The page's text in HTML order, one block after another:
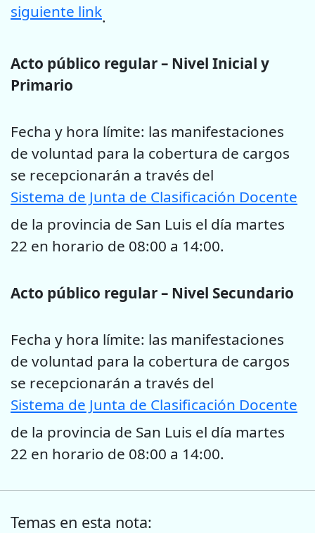
siguiente link.
Acto público regular – Nivel Inicial y
Primario
Fecha y hora límite: las manifestaciones
de voluntad para la cobertura de cargos
se recepcionarán a través del
Sistema de Junta de Clasificación Docente
de la provincia de San Luis el día martes
22 en horario de 08:00 a 14:00.
Acto público regular – Nivel Secundario
Fecha y hora límite: las manifestaciones
de voluntad para la cobertura de cargos
se recepcionarán a través del
Sistema de Junta de Clasificación Docente
de la provincia de San Luis el día martes
22 en horario de 08:00 a 14:00.
Temas en esta nota: